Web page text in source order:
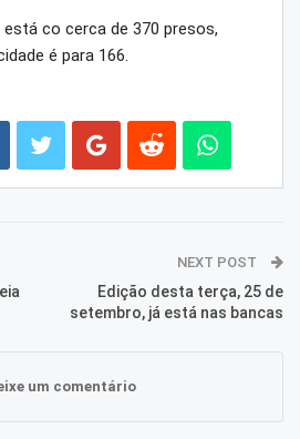
co cerca de 370 presos,
é para 166.
NEXT POST
Edição desta terça, 25 de
setembro, já está nas bancas
um comentário